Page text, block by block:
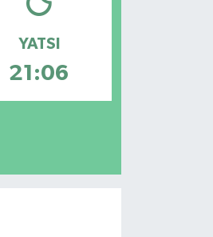
YATSI
21:06